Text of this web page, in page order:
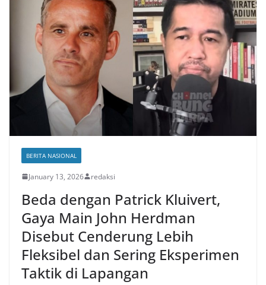
BERITA NASIONAL
January 13, 2026 redaksi
Beda dengan Patrick Kluivert,
Gaya Main John Herdman
Disebut Cenderung Lebih
Fleksibel dan Sering Eksperimen
Taktik di Lapangan